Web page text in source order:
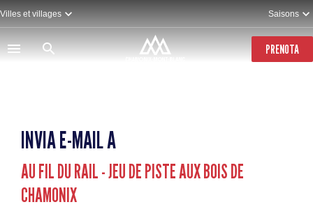
Salta
al
contenuto
principale
Villes et villages Saisons
PRENOTA
INVIA E-MAIL A
AU FIL DU RAIL - JEU DE PISTE AUX BOIS DE
CHAMONIX